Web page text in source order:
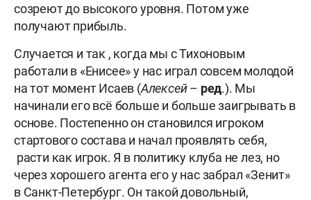
созреют до высокого уровня. Потом уже
получают прибыль.
Случается и так , когда мы с Тихоновым
работали в «Енисее» у нас играл совсем молодой
на тот момент Исаев (Алексей– ред.). Мы
начинали его всё больше и больше заигрывать в
основе. Постепенно он становился игроком
стартового состава и начал проявлять себя,
расти как игрок. Я в политику клуба не лез, но
через хорошего агента его у нас забрал «Зенит»
в Санкт-Петербург. Он такой довольный,